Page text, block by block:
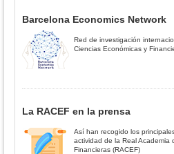
Barcelona Economics Network
Red de investigación
Ciencias Económicas y
La RACEF en la prensa
Así han recogido los
actividad de la Real Academia
Financieras (RACEF)